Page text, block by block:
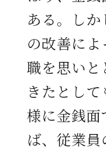
ある。し
の改善に
職を思いと
きたとし
様に金銭
ば、従業